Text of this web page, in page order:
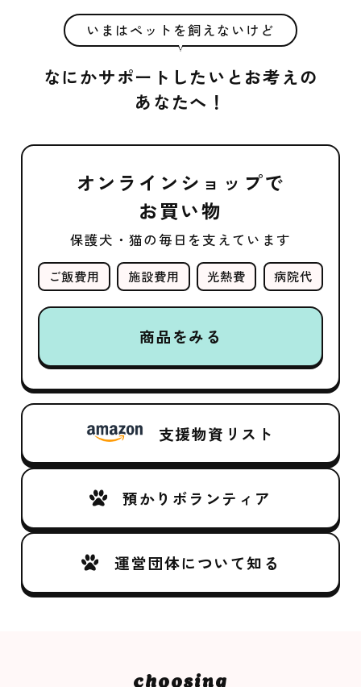
いまはペットを飼えないけど
なにかサポートしたいとお考えの
あなたへ！
オンラインショップで
お買い物
保護犬・猫の毎日を支えています
ご飯費用 施設費用 光熱費 病院代
商品をみる
支援物資リスト
預かりボランティア
運営団体について知る